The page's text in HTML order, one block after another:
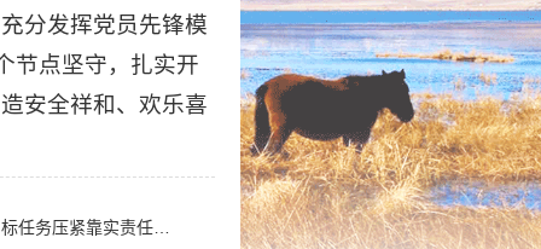
分发挥党员先锋模
节点坚守，扎实开
安全祥和、欢乐喜
改工作落到实处见到实效